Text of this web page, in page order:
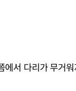
에서 다리가 무거